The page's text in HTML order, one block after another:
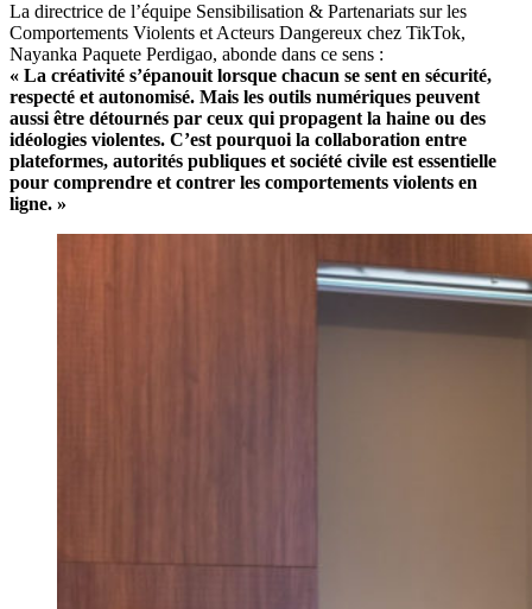
La directrice de l’équipe Sensibilisation & Partenariats sur les
Comportements Violents et Acteurs Dangereux chez TikTok,
Nayanka Paquete Perdigao, abonde dans ce sens :
« La créativité s’épanouit lorsque chacun se sent en sécurité,
respecté et autonomisé. Mais les outils numériques peuvent
aussi être détournés par ceux qui propagent la haine ou des
idéologies violentes. C’est pourquoi la collaboration entre
plateformes, autorités publiques et société civile est essentielle
pour comprendre et contrer les comportements violents en
ligne. »